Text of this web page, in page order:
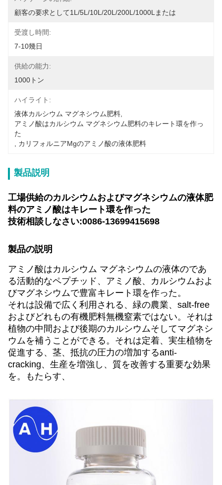
顧客の要求として1L/5L/10L/20L/200L/1000Lまたは
受渡し時間:
7-10幾日
供給の能力:
1000トン
ハイライト:
液体カルシウム マグネシウム肥料
アミノ酸はカルシウム マグネシウム肥料のキレート環を作っ
た
カリフォルニアMgのアミノ酸の液体肥料
製品説明
工場供給のカルシウムおよびマグネシウムの液体肥
料のアミノ酸はキレート環を作った
技術相談しなさい:0086-13699415698
製品の説明
アミノ酸はカルシウム マグネシウムの液体のであ
る活動的なペプチッド、アミノ酸、カルシウムおよ
びマグネシウムで豊富キレート環を作った。
それは設備で広く利用される、緑の農業、salt-free
およびどれもの有機肥料無機窒素ではない。それは
植物の中間および後期のカルシウムそしてマグネシ
ウムを補うことができる。それは定着、実生植物を
促進する、茎、抵抗の圧力の増加するanti-
cracking、生産を増強し、質を改善する重要な効果
を。もたらす、